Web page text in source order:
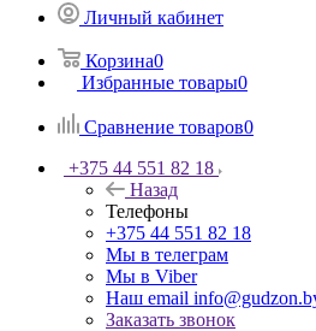
Личный кабинет
Корзина0
Избранные товары0
Сравнение товаров0
+375 44 551 82 18
Назад
Телефоны
+375 44 551 82 18
Мы в телеграм
Мы в Viber
Наш email
Заказать звонок